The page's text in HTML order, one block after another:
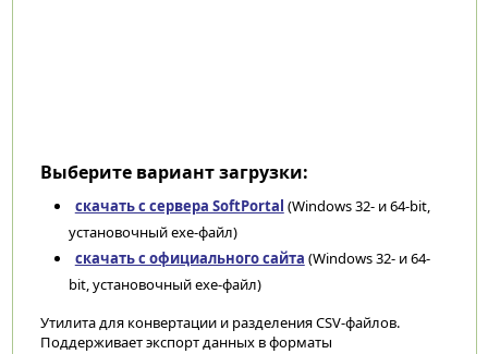
Выберите вариант загрузки:
скачать с сервера SoftPortal (Windows 32- и 64-bit,
установочный exe-файл)
скачать с официального сайта (Windows 32- и 64-
bit, установочный exe-файл)
Утилита для конвертации и разделения CSV-файлов.
Поддерживает экспорт данных в форматы